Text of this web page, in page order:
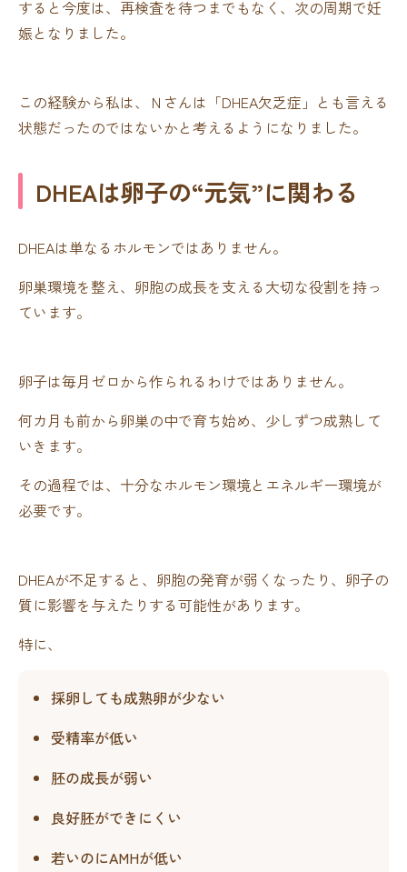
すると今度は、再検査を待つまでもなく、次の周期で妊
娠となりました。
この経験から私は、Ｎさんは「DHEA欠乏症」とも言える
状態だったのではないかと考えるようになりました。
DHEAは卵子の“元気”に関わる
DHEAは単なるホルモンではありません。
卵巣環境を整え、卵胞の成長を支える大切な役割を持っ
ています。
卵子は毎月ゼロから作られるわけではありません。
何カ月も前から卵巣の中で育ち始め、少しずつ成熟して
いきます。
その過程では、十分なホルモン環境とエネルギー環境が
必要です。
DHEAが不足すると、卵胞の発育が弱くなったり、卵子の
質に影響を与えたりする可能性があります。
特に、
採卵しても成熟卵が少ない
受精率が低い
胚の成長が弱い
良好胚ができにくい
若いのにAMHが低い